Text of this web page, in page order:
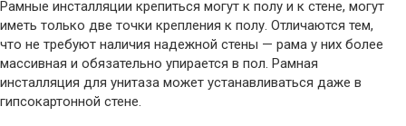
Рамные инсталляции крепиться могут к полу и к стене, могут
иметь только две точки крепления к полу. Отличаются тем,
что не требуют наличия надежной стены — рама у них более
массивная и обязательно упирается в пол. Рамная
инсталляция для унитаза может устанавливаться даже в
гипсокартонной стене.